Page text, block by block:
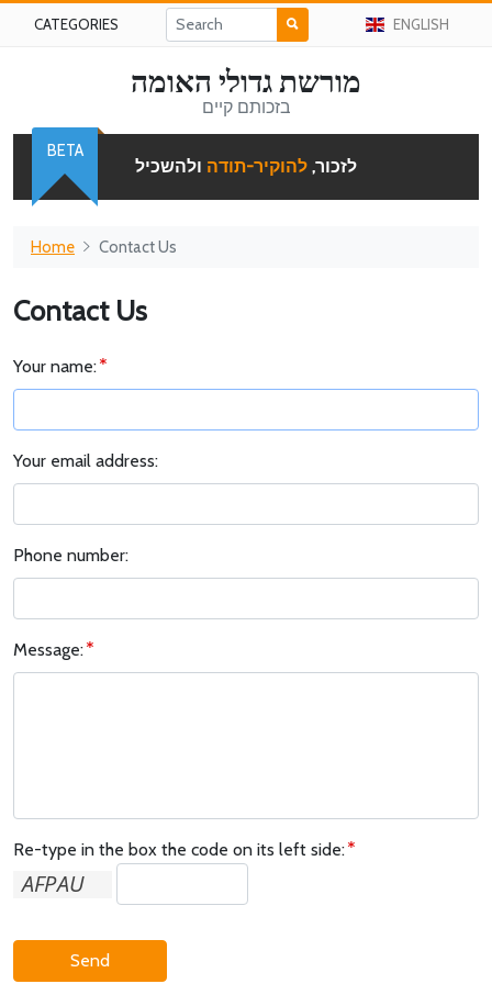
CATEGORIES ENGLISH
מורשת גדולי האומה
בזכותם קיים
לזכור, להוקיר-תודה ולהשכיל
BETA
Home Contact Us
Contact Us
Your name:
Your email address:
Phone number:
Message:
Re-type in the box the code on its left side:
Send